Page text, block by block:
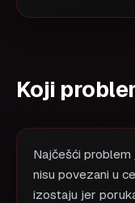
Koji
Najčešći
nisu povezani u
izostaju jer